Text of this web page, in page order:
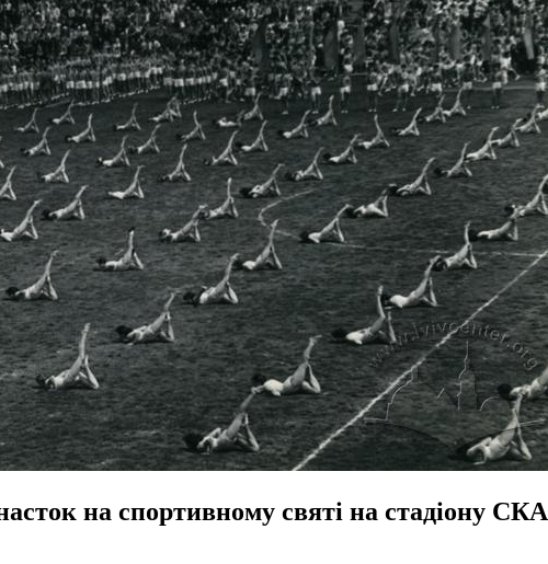
на спортивному святі на стадіону СКА